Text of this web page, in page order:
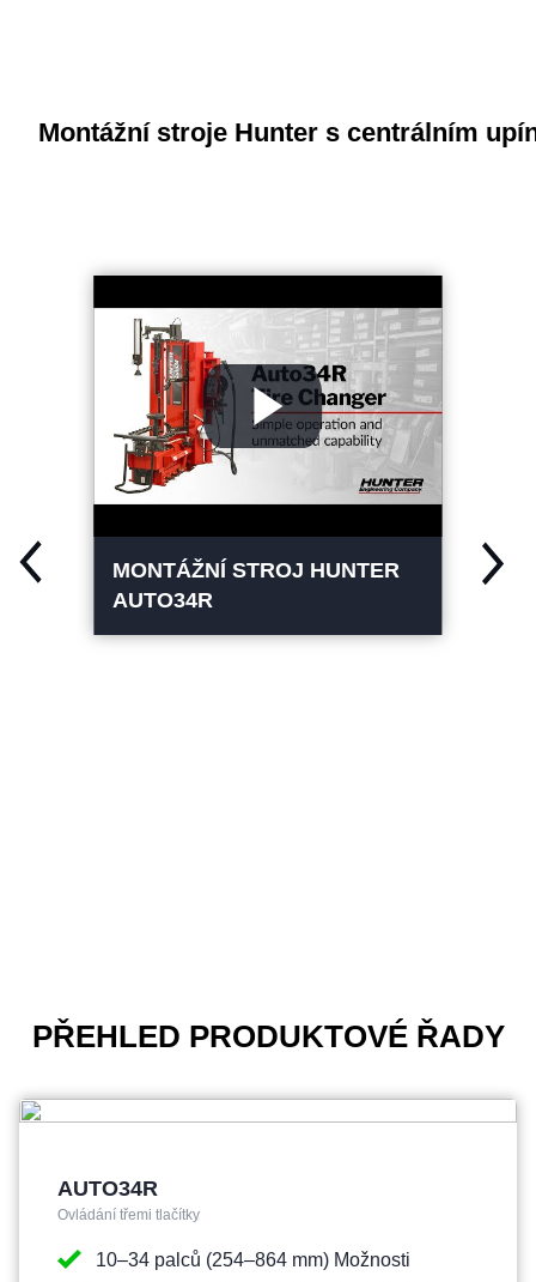
Montážní stroje Hunter s centrálním
MONTÁŽNÍ STROJ HUNTER
AUTO34R
PŘEHLED PRODUKTOVÉ ŘADY
AUTO34R
Ovládání třemi tlačítky
10–34 palců (254–864 mm) Možnosti